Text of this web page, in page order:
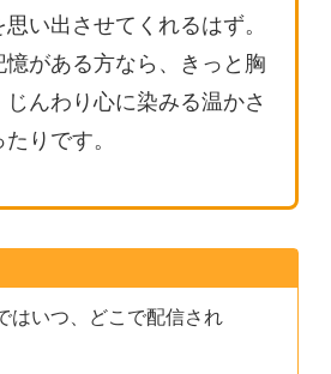
い出させてくれるはず。
がある方なら、きっと胸
んわり心に染みる温かさ
りです。
はいつ、どこで配信され